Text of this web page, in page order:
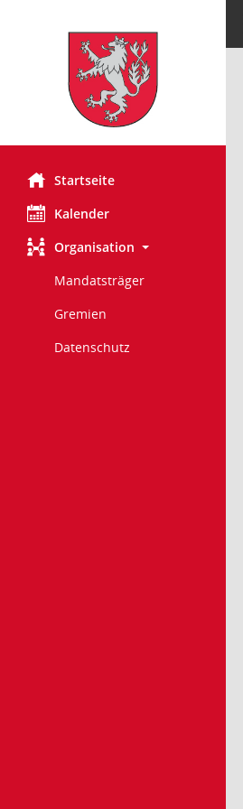
Startseite
Kalender
Organisation
Mandatsträger
Gremien
Datenschutz